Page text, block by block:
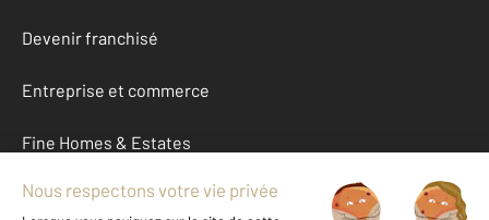
Devenir franchisé
Entreprise et commerce
Fine Homes & Estates
À propos